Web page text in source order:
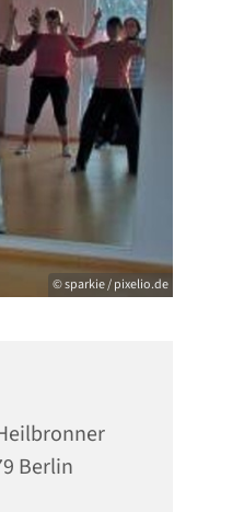
© sparkie / pixelio.de
Berlin